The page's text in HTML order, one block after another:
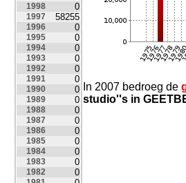
1998 0
1997 58255
1996 0
1995 0
1994 0
1993 0
1992 0
1991 0
1990 0
1989 0
1988 0
1987 0
1986 0
1985 0
1984 0
1983 0
1982 0
In 2007 bedroeg de
studio''s in